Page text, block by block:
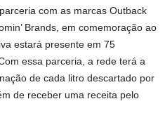
com as marcas Outback
Brands, em comemoração ao
estará presente em 75
essa parceria, a rede terá a
de cada litro descartado por
de receber uma receita pelo